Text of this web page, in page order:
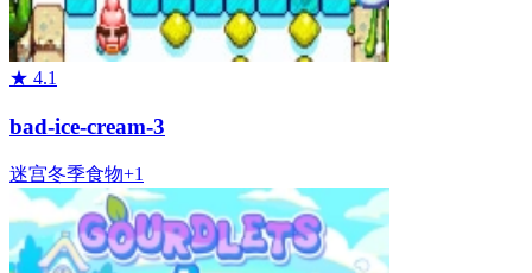
★ 4.1
bad-ice-cream-3
迷宫冬季食物+1